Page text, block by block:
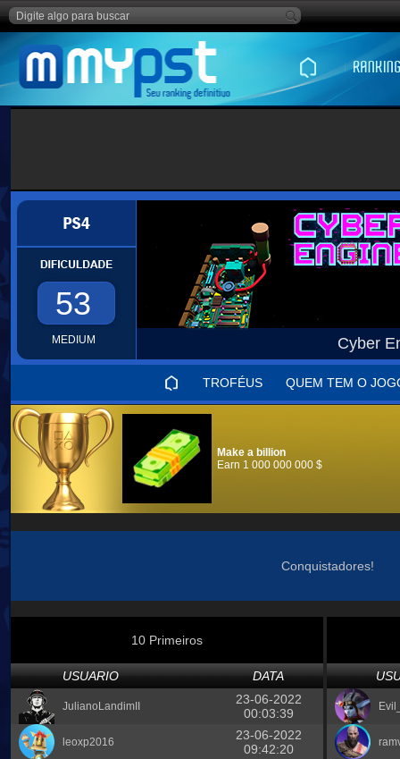
53
MEDIUM Cyber
TROFÉUS QUEM TEM O
Make a billion
Earn 1 000 000 000 $
Conquistadores!
10 Primeiros
USUARIO DATA
JulianoLandimII
23-06-2022
00:03:39
leoxp2016
23-06-2022
09:42:20